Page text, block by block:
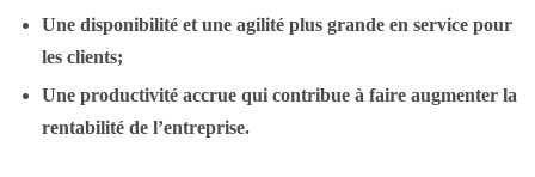
Une disponibilité et une agilité plus grande en service pour
les clients;
Une productivité accrue qui contribue à faire augmenter la
rentabilité de l’entreprise.